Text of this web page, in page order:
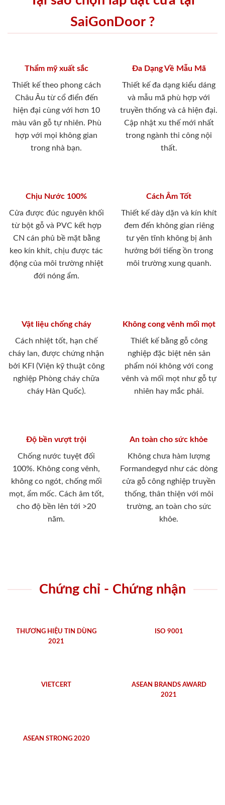
SaiGonDoor ?
Thẩm mỹ xuất sắc
Thiết kế theo phong cách
Châu Âu từ cổ điển đến
hiện đại cùng với hơn 10
màu vân gỗ tự nhiên. Phù
hợp với mọi không gian
trong nhà bạn.
Đa Dạng Về Mẫu Mã
Thiết kế đa dạng kiểu dáng
và mẫu mã phù hợp với
truyền thống và cả hiện đại.
Cập nhật xu thế mới nhất
trong ngành thi công nội
thất.
Chịu Nước 100%
Cửa được đúc nguyên khối
từ bột gỗ và PVC kết hợp
CN cán phủ bề mặt bằng
keo kín khít, chịu được tác
động của môi trường nhiệt
đới nóng ẩm.
Cách Âm Tốt
Thiết kế dày dặn và kín khít
đem đến không gian riêng
tư yên tĩnh không bị ảnh
hưởng bới tiếng ồn trong
môi trường xung quanh.
Vật liệu chống cháy
Cách nhiệt tốt, hạn chế
cháy lan, được chứng nhận
bởi KFI (Viện kỹ thuật công
nghiệp Phòng cháy chữa
cháy Hàn Quốc).
Không cong vênh mối mọt
Thiết kế bằng gỗ công
nghiệp đặc biệt nên sản
phẩm nói không với cong
vênh và mối mọt như gỗ tự
nhiên hay mắc phải.
Độ bền vượt trội
Chống nước tuyệt đối
100%. Không cong vênh,
không co ngót, chống mối
mọt, ẩm mốc. Cách âm tốt,
cho độ bền lên tới >20
năm.
An toàn cho sức khỏe
Không chưa hàm lượng
Formandegyd như các dòng
cửa gỗ công nghiệp truyền
thống, thân thiện với môi
trường, an toàn cho sức
khỏe.
Chứng chỉ - Chứng nhận
THƯƠNG HIỆU TIN DÙNG
2021
ISO 9001
VIETCERT
ASEAN BRANDS AWARD
2021
ASEAN STRONG 2020